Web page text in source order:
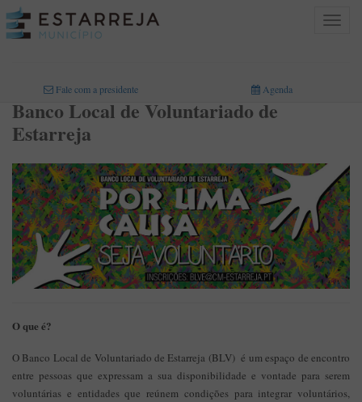
Toggle
Fale com a presidente Agenda
Banco Local de Voluntariado de
Estarreja
O que é?
O Banco Local de Voluntariado de Estarreja (BLV) é um espaço de encontro
entre pessoas que expressam a sua disponibilidade e vontade para serem
voluntárias e entidades que reúnem condições para integrar voluntários,